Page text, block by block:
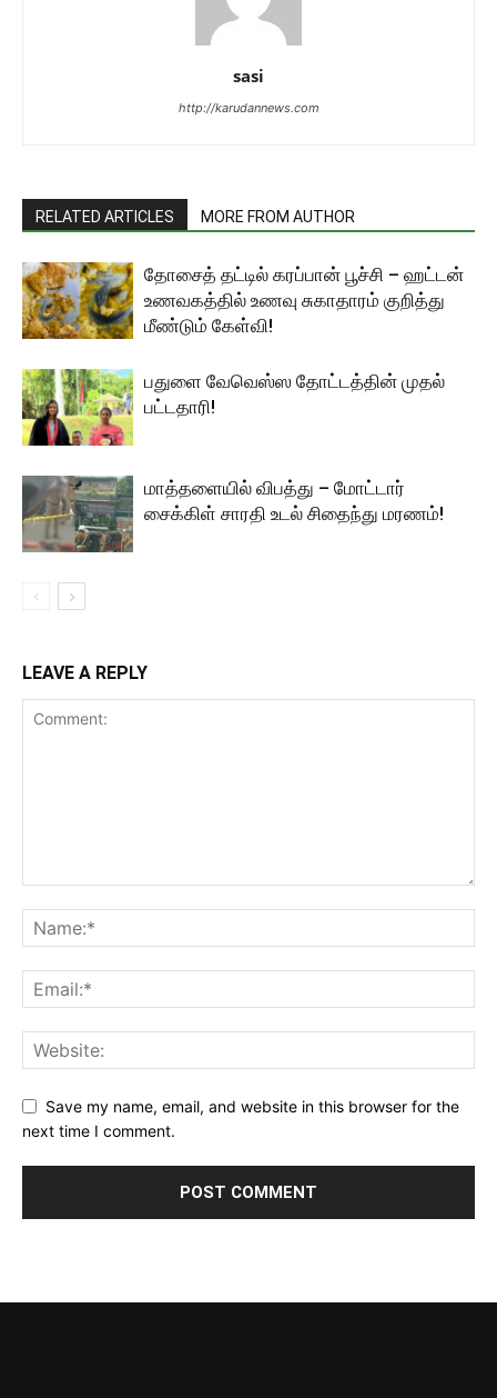
sasi
http://karudannews.com
RELATED ARTICLES MORE FROM AUTHOR
தோசைத் தட்டில் கரப்பான் பூச்சி – ஹட்டன்
உணவகத்தில் உணவு சுகாதாரம் குறித்து
மீண்டும் கேள்வி!
பதுளை வேவெஸ்ஸ தோட்டத்தின் முதல்
பட்டதாரி!
மாத்தளையில் விபத்து – மோட்டார்
சைக்கிள் சாரதி உடல் சிதைந்து மரணம்!
LEAVE A REPLY
Save my name, email, and website in this browser for the
next time I comment.